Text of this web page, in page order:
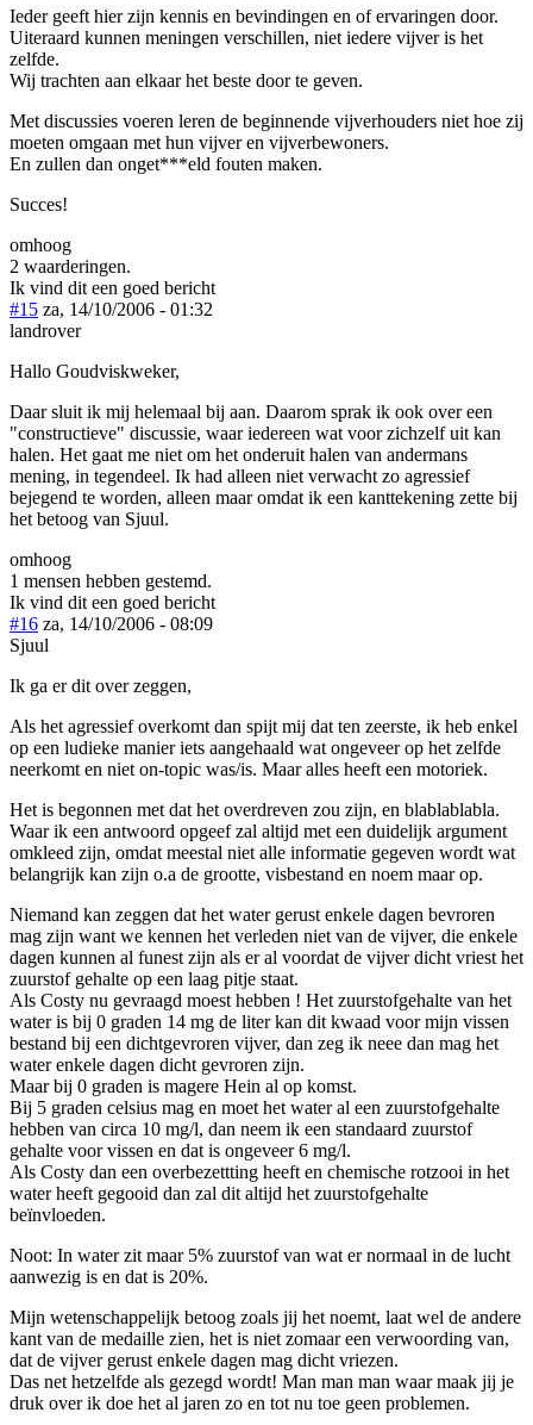
Ieder geeft hier zijn kennis en bevindingen en of ervaringen door.
Uiteraard kunnen meningen verschillen, niet iedere vijver is het
zelfde.
Wij trachten aan elkaar het beste door te geven.
Met discussies voeren leren de beginnende vijverhouders niet hoe zij
moeten omgaan met hun vijver en vijverbewoners.
En zullen dan onget***eld fouten maken.
Succes!
omhoog
2 waarderingen.
Ik vind dit een goed bericht
#15 za, 14/10/2006 - 01:32
landrover
Hallo Goudviskweker,
Daar sluit ik mij helemaal bij aan. Daarom sprak ik ook over een
"constructieve" discussie, waar iedereen wat voor zichzelf uit kan
halen. Het gaat me niet om het onderuit halen van andermans
mening, in tegendeel. Ik had alleen niet verwacht zo agressief
bejegend te worden, alleen maar omdat ik een kanttekening zette bij
het betoog van Sjuul.
omhoog
1 mensen hebben gestemd.
Ik vind dit een goed bericht
#16 za, 14/10/2006 - 08:09
Sjuul
Ik ga er dit over zeggen,
Als het agressief overkomt dan spijt mij dat ten zeerste, ik heb enkel
op een ludieke manier iets aangehaald wat ongeveer op het zelfde
neerkomt en niet on-topic was/is. Maar alles heeft een motoriek.
Het is begonnen met dat het overdreven zou zijn, en blablablabla.
Waar ik een antwoord opgeef zal altijd met een duidelijk argument
omkleed zijn, omdat meestal niet alle informatie gegeven wordt wat
belangrijk kan zijn o.a de grootte, visbestand en noem maar op.
Niemand kan zeggen dat het water gerust enkele dagen bevroren
mag zijn want we kennen het verleden niet van de vijver, die enkele
dagen kunnen al funest zijn als er al voordat de vijver dicht vriest het
zuurstof gehalte op een laag pitje staat.
Als Costy nu gevraagd moest hebben ! Het zuurstofgehalte van het
water is bij 0 graden 14 mg de liter kan dit kwaad voor mijn vissen
bestand bij een dichtgevroren vijver, dan zeg ik neee dan mag het
water enkele dagen dicht gevroren zijn.
Maar bij 0 graden is magere Hein al op komst.
Bij 5 graden celsius mag en moet het water al een zuurstofgehalte
hebben van circa 10 mg/l, dan neem ik een standaard zuurstof
gehalte voor vissen en dat is ongeveer 6 mg/l.
Als Costy dan een overbezettting heeft en chemische rotzooi in het
water heeft gegooid dan zal dit altijd het zuurstofgehalte
beïnvloeden.
Noot: In water zit maar 5% zuurstof van wat er normaal in de lucht
aanwezig is en dat is 20%.
Mijn wetenschappelijk betoog zoals jij het noemt, laat wel de andere
kant van de medaille zien, het is niet zomaar een verwoording van,
dat de vijver gerust enkele dagen mag dicht vriezen.
Das net hetzelfde als gezegd wordt! Man man man waar maak jij je
druk over ik doe het al jaren zo en tot nu toe geen problemen.